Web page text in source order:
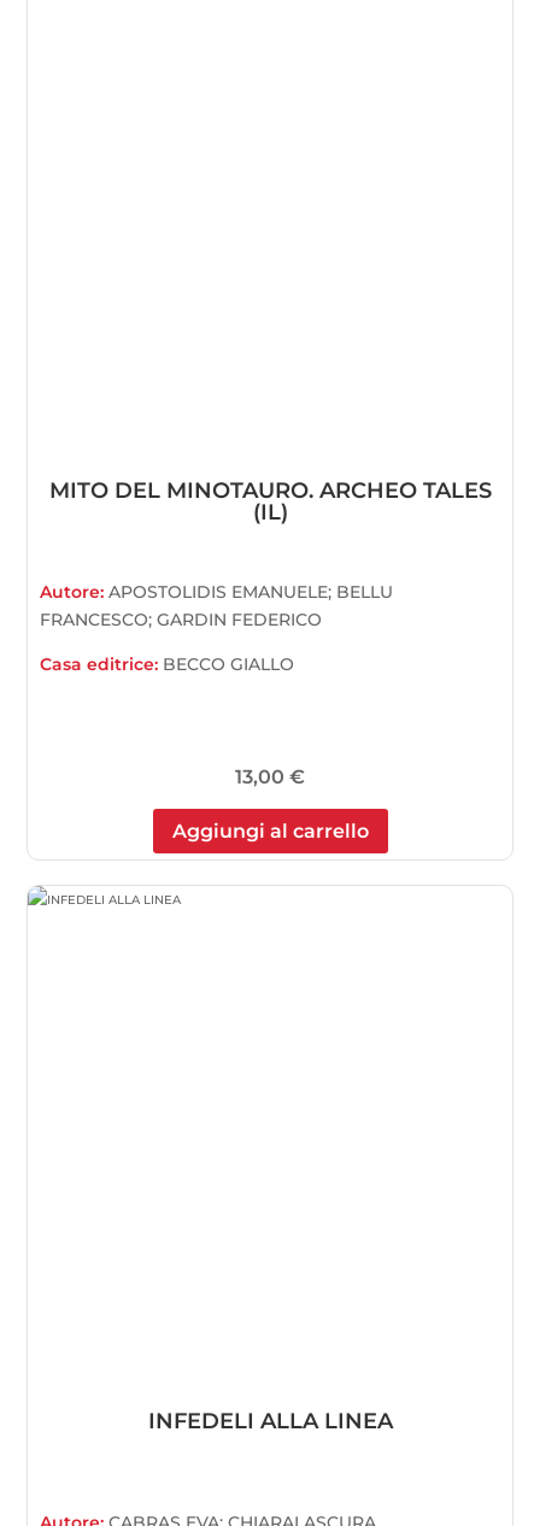
MITO DEL MINOTAURO. ARCHEO TALES
(IL)
Autore:APOSTOLIDIS EMANUELE; BELLU
FRANCESCO; GARDIN FEDERICO
Casa editrice: BECCO GIALLO
13,00 €
Aggiungi al carrello
INFEDELI ALLA LINEA